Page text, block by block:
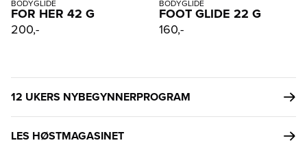
BODYGLIDE
FOR HER 42 G
200,-
BODYGLIDE
FOOT GLIDE 22 G
160,-
12 UKERS NYBEGYNNERPROGRAM
LES HØSTMAGASINET